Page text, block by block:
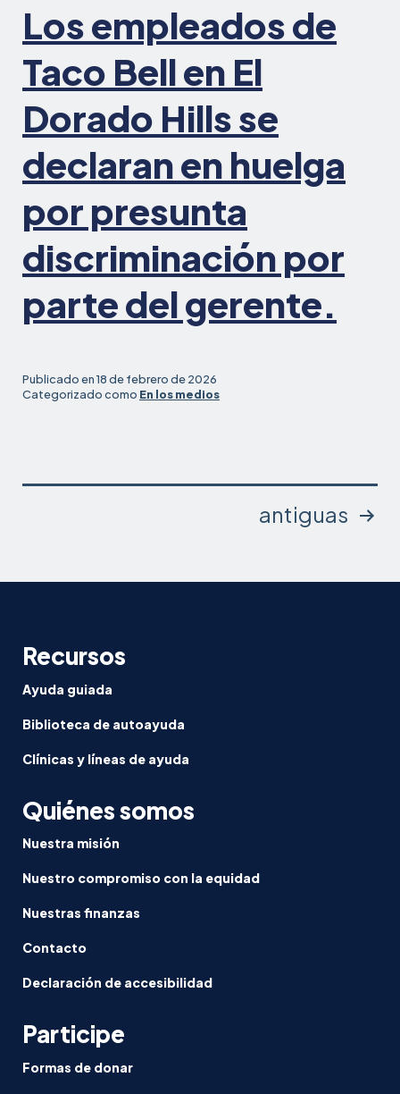
Oportunidades
para
reforzar
las
históricas
protecciones
en
materia
contratación
Los empleados de
Taco Bell en El
Dorado Hills se
declaran en huelga
por presunta
discriminación por
parte del gerente.
Publicado en18 de febrero de 2026
Categorizado como En los medios
antiguas
Recursos
Ayuda guiada
Biblioteca de autoayuda
Clínicas y líneas de ayuda
Quiénes somos
Nuestra misión
Nuestro compromiso con la equidad
Nuestras finanzas
Contacto
Declaración de accesibilidad
Participe
Formas de donar